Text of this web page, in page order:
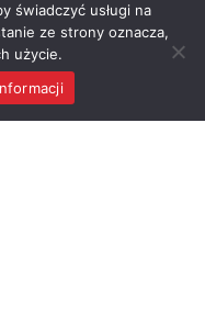
Inwestycje
Rządowy Fundusz
Dróg
świadczyć usługi na
ze strony oznacza,
użycie.